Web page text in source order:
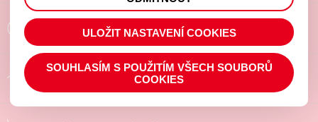
Poradíme a pomůžeme
Chráněné pracoviště
prohlížené zboží apod.
ULOŽIT NASTAVENÍ COOKIES
SOUHLASÍM S POUŽITÍM VŠECH SOUBORŮ
COOKIES